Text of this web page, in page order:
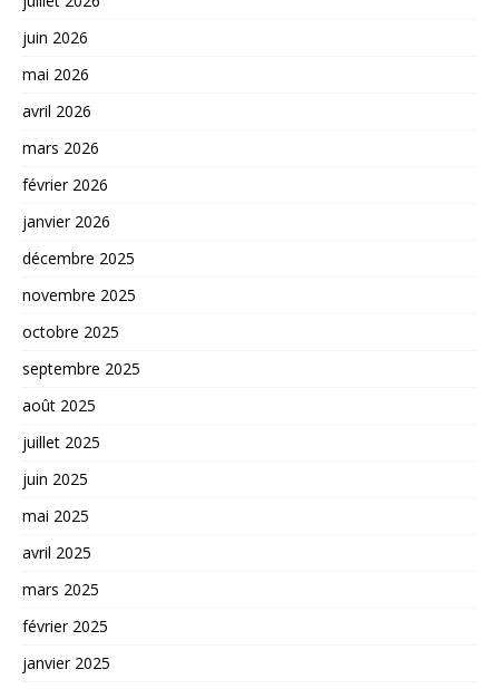
juin 2026
mai 2026
avril 2026
mars 2026
février 2026
janvier 2026
décembre 2025
novembre 2025
octobre 2025
septembre 2025
août 2025
juillet 2025
juin 2025
mai 2025
avril 2025
mars 2025
février 2025
janvier 2025